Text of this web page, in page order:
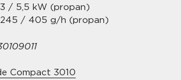
/ 5,5 kW (propan)
245 / 405 g/h (propan)
Compact 3010